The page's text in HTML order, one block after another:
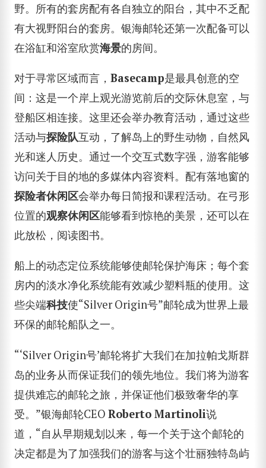
野。所有的套房配有各自独立的阳台，其中不乏配
有大视野阳台的套房。银海邮轮还第一次配备可以
在浴缸和浴室欣赏海景的房间。
对于寻常区域而言， Basecamp是最具创意的空
间：这是一个岸上观光游览前后的交际休息室，与
登船区相连接。这里还会举办教育活动，通过这些
活动与探险队互动，了解岛上的野生动物，自然风
光和迷人历史。通过一个交互式数字强，游客能够
访问关于目的地的多媒体内容资料。配有落地窗的
探险者休闲区会举办每日简报和课程活动。在弓形
位置的观察休闲区能够看到惊艳的美景，还可以在
此放松，阅读图书。
船上的动态定位系统能够使邮轮保护海床；每个套
房内的淡水净化系统能有效减少塑料瓶的使用。这
些尖端科技使“Silver Origin号”邮轮成为世界上最
环保的邮轮船队之一。
“‘Silver Origin号’邮轮将扩大我们在加拉帕戈斯群
岛的业务从而保证我们的领先地位。我们将为游客
提供难忘的邮轮之旅，并保证他们极致奢华的享
受。”银海邮轮CEO Roberto Martinoli说
道，“自从早期规划以来，每一个关于这个邮轮的
决定都是为了加强我们的游客与这个壮丽独特岛屿